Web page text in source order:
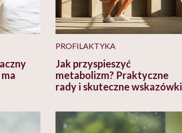
PROFILAKTYKA
Jak przyspieszyć
metabolizm? Praktyczne
rady i skuteczne wskazówki